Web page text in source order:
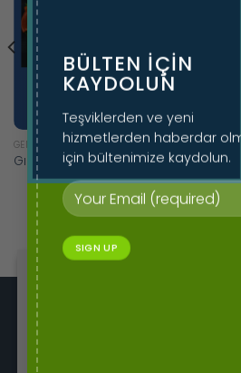
BÜLTEN IÇIN
KAYDOLUN
Teşviklerden ve yeni
hizmetlerden haberdar
için bültenimize kaydolun.
GENEL HIZMETLER
Gıda Sektörü Belgelendirme